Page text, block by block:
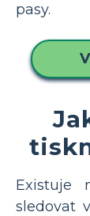
pasy.
Existuje
sledovat